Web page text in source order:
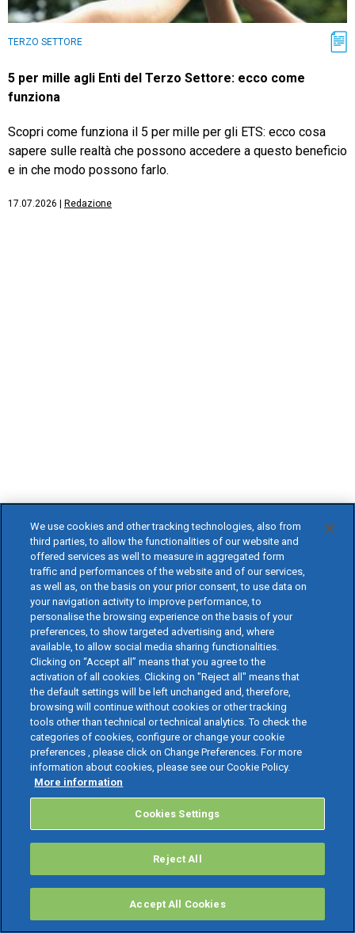
TERZO SETTORE
5 per mille agli Enti del Terzo Settore: ecco come
funziona
Scopri come funziona il 5 per mille per gli ETS: ecco cosa
sapere sulle realtà che possono accedere a questo beneficio
e in che modo possono farlo.
17.07.2026 Redazione
We use cookies and other tracking technologies, also from
third parties, to allow the functionalities of our website and
offered services as well to measure in aggregated form
traffic and performances of the website and of our services,
as well as, on the basis on your prior consent, to use data on
your navigation activity to improve performance, to
personalise the browsing experience on the basis of your
preferences, to show targeted advertising and, where
available, to allow social media sharing functionalities.
Clicking on “Accept all” means that you agree to the
activation of all cookies. Clicking on "Reject all" means that
the default settings will be left unchanged and, therefore,
browsing will continue without cookies or other tracking
tools other than technical or technical analytics. To check the
categories of cookies, configure or change your cookie
preferences , please click on Change Preferences. For more
information about cookies, please see our Cookie Policy.
More information
Cookies Settings
Reject All
Accept All Cookies